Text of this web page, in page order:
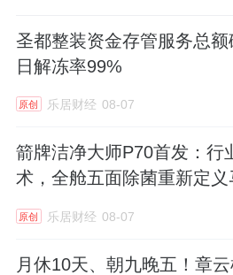
圣都整装资金存管服务总
日解冻率99%
原创 乐居财经 08-07
箭牌洁净大师P70首发：行
术，全舱五面除菌重新定
原创 乐居财经 08-07
月休10天、朝九晚五！章